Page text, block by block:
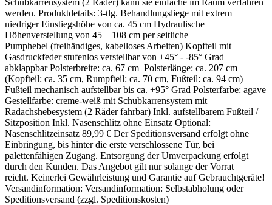
werden. Produktdetails: 3-tlg. Behandlungsliege mit extrem
niedriger Einstiegshöhe von ca. 45 cm Hydraulische
Höhenverstellung von 45 – 108 cm per seitliche
Pumphebel (freihändiges, kabelloses Arbeiten) Kopfteil mit
Gasdruckfeder stufenlos verstellbar von +45° - -85° Grad
abklappbar Polsterbreite: ca. 67 cm Polsterlänge: ca. 207 cm
(Kopfteil: ca. 35 cm, Rumpfteil: ca. 70 cm, Fußteil: ca. 94 cm)
Fußteil mechanisch aufstellbar bis ca. +95° Grad Polsterfarbe: agave
Gestellfarbe: creme-weiß mit Schubkarrensystem mit
Radachshebesystem (2 Räder fahrbar) Inkl. aufstellbarem Fußteil /
Sitzposition Inkl. Nasenschlitz ohne Einsatz Optional:
Nasenschlitzeinsatz 89,99 € Der Speditionsversand erfolgt ohne
Einbringung, bis hinter die erste verschlossene Tür, bei
palettenfähigen Zugang. Entsorgung der Umverpackung erfolgt
durch den Kunden. Das Angebot gilt nur solange der Vorrat
reicht. Keinerlei Gewährleistung und Garantie auf Gebrauchtgeräte!
Versandinformation: Versandinformation: Selbstabholung oder
Speditionsversand (zzgl. Speditionskosten)